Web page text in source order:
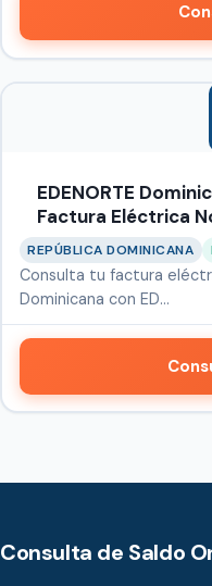
EDENORTE
Factura Eléctrica
REPÚBLICA DOMINICANA
Consulta tu factura
Dominicana con ED…
Consulta de Saldo